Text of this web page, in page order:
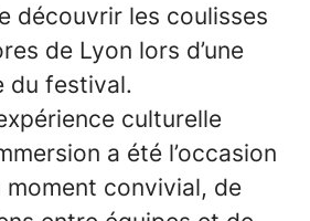
découvrir les coulisses
de Lyon lors d’une
du festival.
culturelle
a été l’occasion
convivial, de